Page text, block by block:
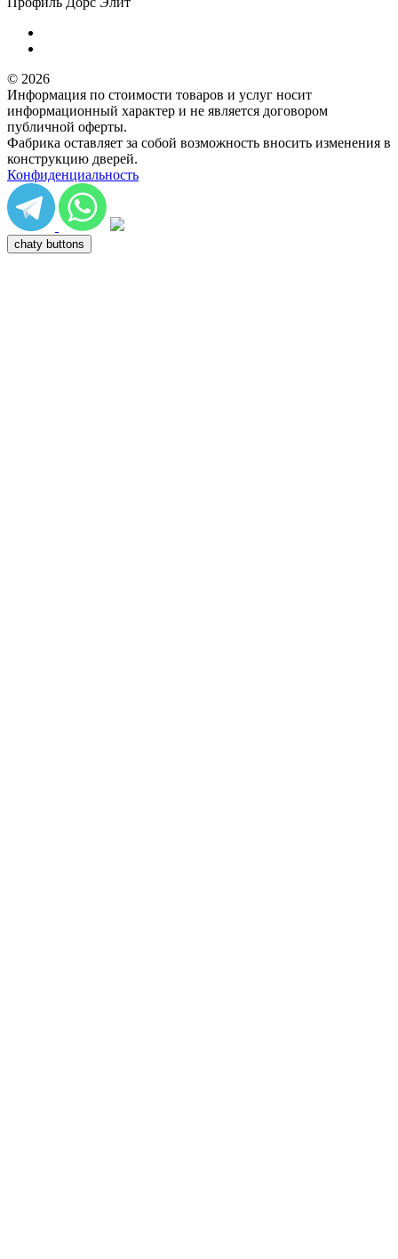
© 2026
Информация по стоимости товаров и услуг носит
информационный характер и не является договором
публичной оферты.
Фабрика оставляет за собой возможность вносить изменения в
конструкцию дверей.
Конфиденциальность
chaty buttons